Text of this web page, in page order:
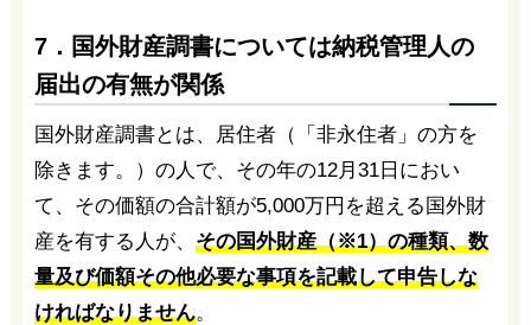
7．国外財産調書については納税管理人の
届出の有無が関係
国外財産調書とは、居住者（「非永住者」の方を
除きます。）の人で、その年の12月31日におい
て、その価額の合計額が5,000万円を超える国外財
産を有する人が、 その国外財産（※1）の種類、数
量及び価額その他必要な事項を記載して申告しな
ければなりません。